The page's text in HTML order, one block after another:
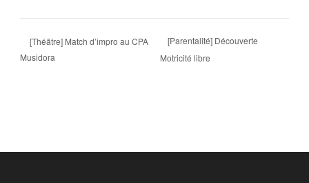
[Théâtre] Match d’impro au CPA
Musidora
[Parentalité] Découverte
Motricité libre